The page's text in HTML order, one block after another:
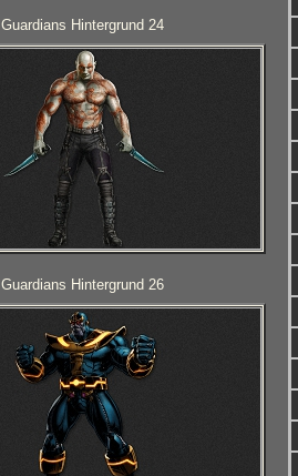
Guardians Hintergrund 24
Guardians Hintergrund 26